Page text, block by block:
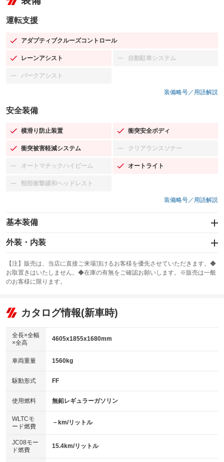
運転支援
アダプティブクルーズコントロール
：装備あり
レーンアシスト
：装備あり 自動駐車システム
：装備なし
パークアシスト
：装備なし
装備略号／用語解説
安全装備
横滑り防止装置
：装備あり 衝突安全ボディ
：装備あり
衝突被害軽減システム
：装備あり クリアランスソナー
：装備なし
オートマチックハイビーム
：装備なし オートライト
：装備あり
頸部衝撃緩和ヘッドレスト
：装備なし
装備略号／用語解説
基本装備
エアバッグ：運転席/助手席/サイド
：装備あり
：装備なし
サンルーフ
：装備あり ABS
リフトアップ
：装備なし
：装備なし
パワーウィンドウ
アイドリングストップ
：装備あり
USB入力端子
：装備あり
100V電源
：装備なし
センターデフロック
：装備なし
電動格納ミラー
：装備あり
外装・内装
カーナビ：メモリーナビ他
：装備あり
TV：フルセグ
：装備あり
ビジュアル：-／DVD再生
：装備あり
アルミホイール：18インチ
：装備あり
HID(キセノンライト)
バックカメラ
エアロ
：装備なし
ローダウン
：装備なし
【注】販売は、当店に直接ご来場頂けるお客様を優先させていただきます。◆
お取置きはいたしません。◆在庫の有無をご確認お願いします。※販売は一般
のお客様に限ります。
カタログ情報(新車時)
全長×全幅
×全高
4605x1855x1680mm
車両重量 1560kg
駆動形式 FF
使用燃料 無鉛レギュラーガソリン
WLTCモ
ード燃費
－km/リットル
JC08モー
ド燃費
15.4km/リットル